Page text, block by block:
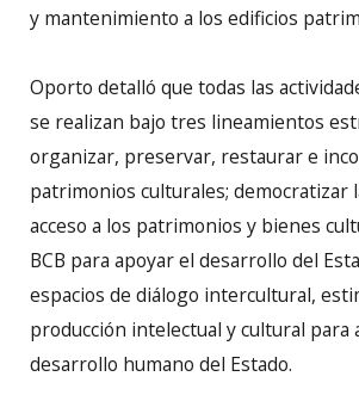
y mantenimiento a los edificios
Oporto detalló que todas las
se realizan bajo tres lineamientos
organizar, preservar, restaurar e
patrimonios culturales; democratizar
acceso a los patrimonios y bienes
BCB para apoyar el desarrollo del
espacios de diálogo intercultural,
producción intelectual y cultural para
desarrollo humano del Estado.